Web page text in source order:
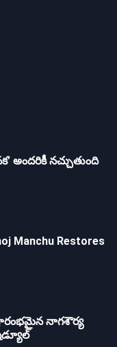
అందరికీ నచ్చుతుంది
Manchu Restores
నాగశౌర్య